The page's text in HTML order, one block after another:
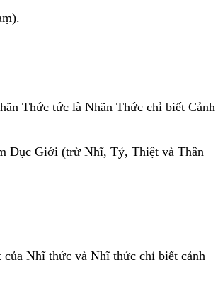
Thức tức là Nhãn Thức chỉ biết Cảnh
Dục Giới (trừ Nhĩ, Tỷ, Thiệt và Thân
Nhĩ thức và Nhĩ thức chỉ biết cảnh